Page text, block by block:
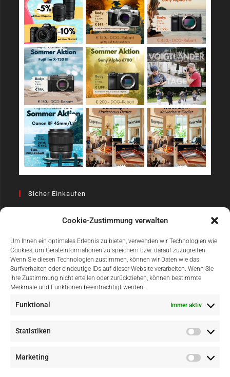
Cookie-Zustimmung verwalten
Um Ihnen ein optimales Erlebnis zu bieten, verwenden wir Technologien wie
Cookies, um Geräteinformationen zu speichern bzw. darauf zuzugreifen.
Wenn Sie diesen Technologien zustimmen, können wir Daten wie das
Surfverhalten oder eindeutige IDs auf dieser Website verarbeiten. Wenn Sie
Ihre Zustimmung nicht erteilen oder zurückziehen, können bestimmte
Merkmale und Funktionen beeinträchtigt werden.
Funktional Immer aktiv
Statistiken
Marketing
Sicher Einkaufen
Einfach Online Bezahlen